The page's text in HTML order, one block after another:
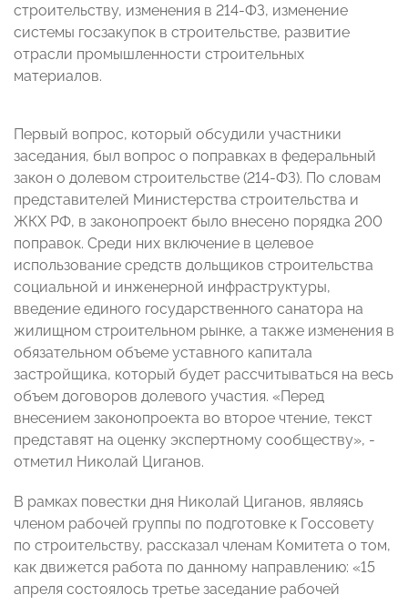
строительству, изменения в 214-ФЗ, изменение
системы госзакупок в строительстве, развитие
отрасли промышленности строительных
материалов.
Первый вопрос, который обсудили участники
заседания, был вопрос о поправках в федеральный
закон о долевом строительстве (214-ФЗ). По словам
представителей Министерства строительства и
ЖКХ РФ, в законопроект было внесено порядка 200
поправок. Среди них включение в целевое
использование средств дольщиков строительства
социальной и инженерной инфраструктуры,
введение единого государственного санатора на
жилищном строительном рынке, а также изменения в
обязательном объеме уставного капитала
застройщика, который будет рассчитываться на весь
объем договоров долевого участия. «Перед
внесением законопроекта во второе чтение, текст
представят на оценку экспертному сообществу», -
отметил Николай Циганов.
В рамках повестки дня Николай Циганов, являясь
членом рабочей группы по подготовке к Госсовету
по строительству, рассказал членам Комитета о том,
как движется работа по данному направлению: «15
апреля состоялось третье заседание рабочей